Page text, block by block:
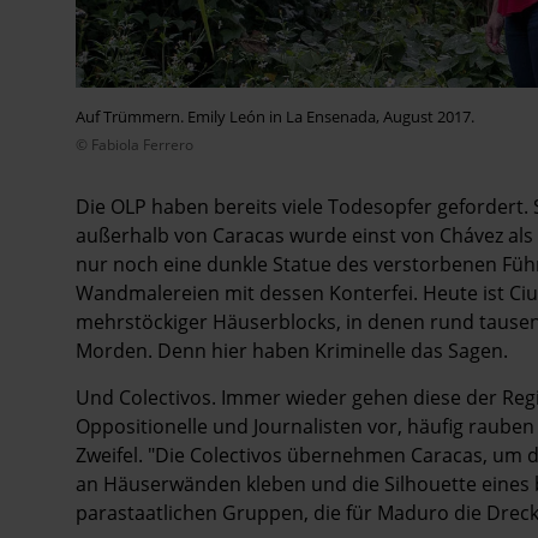
Auf Trümmern. Emily León in La Ensenada, August 2017.
© Fabiola Ferrero
Die OLP haben bereits viele Todesopfer
außerhalb von Caracas wurde einst von Chávez
nur noch eine dunkle Statue des verstorbenen
Wandmalereien mit dessen Konterfei. Heute ist
mehrstöckiger Häuserblocks, in denen rund
Morden. Denn hier haben Kriminelle das Sagen.
Und Colectivos. Immer wieder gehen diese der
Oppositionelle und Journalisten vor, häufig
Zweifel. "Die Colectivos übernehmen Caracas,
an Häuserwänden kleben und die Silhouette
parastaatlichen Gruppen, die für Maduro die